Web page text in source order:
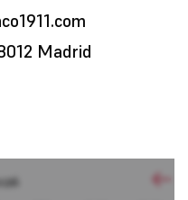
Madrid